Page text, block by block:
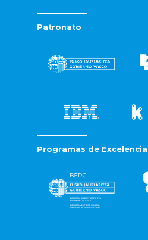
Patronato
Programas de Excelencia